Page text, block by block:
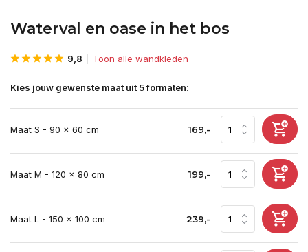
Waterval en oase in het bos
9,8 Toon alle wandkleden
Kies jouw gewenste maat uit 5 formaten:
Maat S - 90 x 60 cm 169,-
Maat M - 120 x 80 cm 199,-
Maat L - 150 x 100 cm 239,-